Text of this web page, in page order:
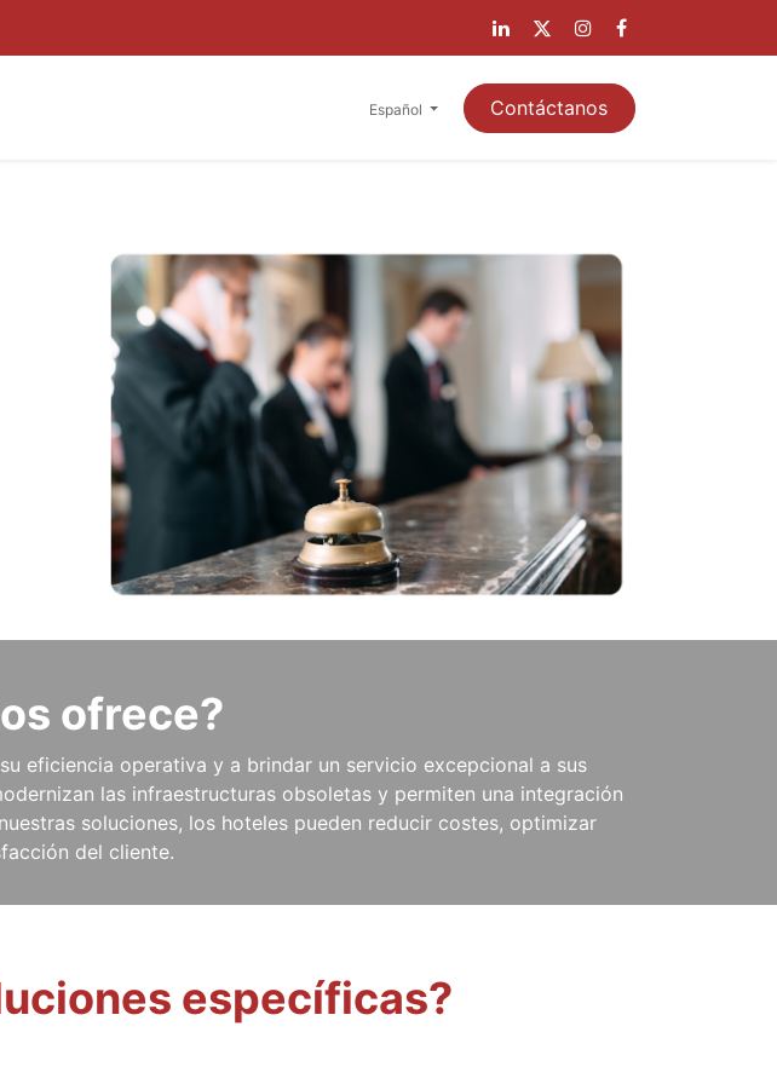
Español Contáctanos
ofrece?
eficiencia operativa y a brindar un servicio excepcional a sus
las infraestructuras obsoletas y permiten una integración
soluciones, los hoteles pueden reducir costes, optimizar
del cliente.
específicas?